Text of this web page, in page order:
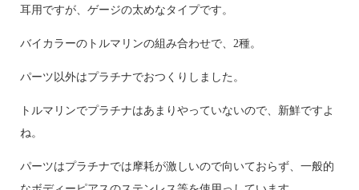
耳用ですが、ゲージの太めなタイプです。
バイカラーのトルマリンの組み合わせで、2種。
パーツ以外はプラチナでおつくりしました。
トルマリンでプラチナはあまりやっていないので、新鮮ですよ
ね。
パーツはプラチナでは摩耗が激しいので向いておらず、一般的